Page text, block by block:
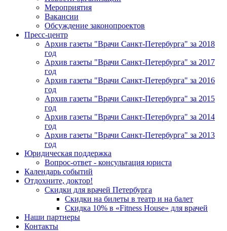
Мероприятия
Вакансии
Обсуждение законопроектов
Пресс-центр
Архив газеты "Врачи Санкт-Петербурга" за 2018
год
Архив газеты "Врачи Санкт-Петербурга" за 2017
год
Архив газеты "Врачи Санкт-Петербурга" за 2016
год
Архив газеты "Врачи Санкт-Петербурга" за 2015
год
Архив газеты "Врачи Санкт-Петербурга" за 2014
год
Архив газеты "Врачи Санкт-Петербурга" за 2013
год
Юридическая поддержка
Вопрос-ответ - консультация юриста
Календарь событий
Отдохните, доктор!
Скидки для врачей Петербурга
Скидки на билеты в театр и на балет
Скидка 10% в «Fitness House» для врачей
Наши партнеры
Контакты